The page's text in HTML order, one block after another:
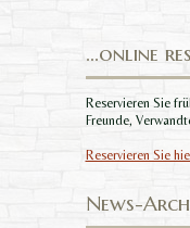
…online
Reservieren Sie
Freunde,
Reservieren Sie
News-